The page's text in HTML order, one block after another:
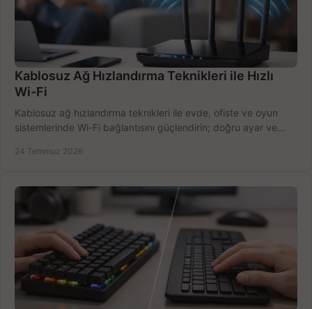
Kablosuz Ağ Hızlandırma Teknikleri ile Hızlı
Wi-Fi
Kablosuz ağ hızlandırma teknikleri ile evde, ofiste ve oyun
sistemlerinde Wi-Fi bağlantısını güçlendirin; doğru ayar ve
24 Temmuz 2026